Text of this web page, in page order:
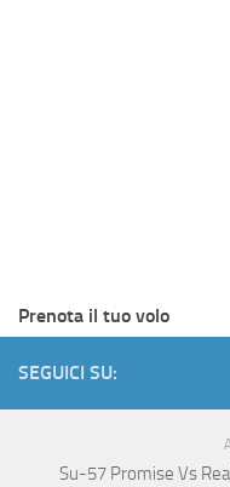
Prenota il tuo volo
SEGUICI SU:
Su-57 Promise Vs